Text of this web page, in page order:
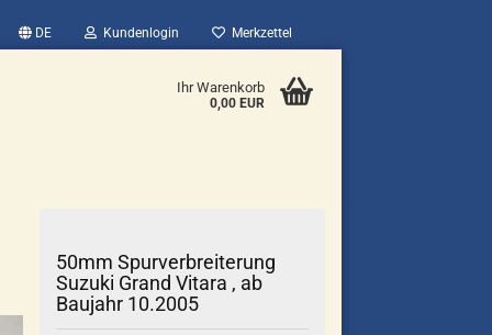
DE Kundenlogin Merkzettel
Ihr Warenkorb
0,00 EUR
50mm Spurverbreiterung
Suzuki Grand Vitara , ab
Baujahr 10.2005